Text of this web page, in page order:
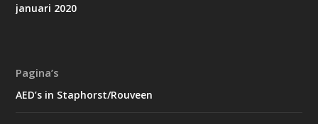
januari 2020
Pagina’s
AED’s in Staphorst/Rouveen